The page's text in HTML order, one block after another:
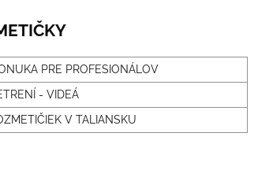
PRE PROFESIONÁLOV
- VIDEÁ
V TALIANSKU